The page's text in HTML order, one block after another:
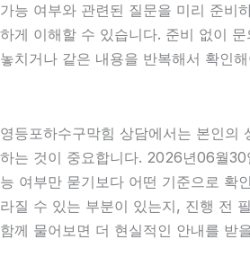
가능 여부와 관련된 질문을 미리 준비
하게 이해할 수 있습니다. 준비 없이
놓치거나 같은 내용을 반복해서 확인
영등포하수구막힘 상담에서는 본인의
하는 것이 중요합니다. 2026년06월
능 여부만 묻기보다 어떤 기준으로 확
라질 수 있는 부분이 있는지, 진행 전
함께 물어보면 더 현실적인 안내를 받